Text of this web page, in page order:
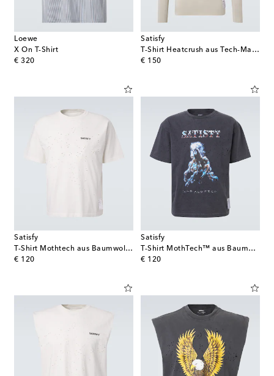
Loewe
X On T-Shirt
€ 320
original price
Satisfy
T-Shirt Heatcrush aus Tech-Material
€ 150
original price
Satisfy
T-Shirt Mothtech aus Baumwoll-Jersey
€ 120
original price
Satisfy
T-Shirt MothTech™ aus Baumwoll-Jersey
€ 120
original price